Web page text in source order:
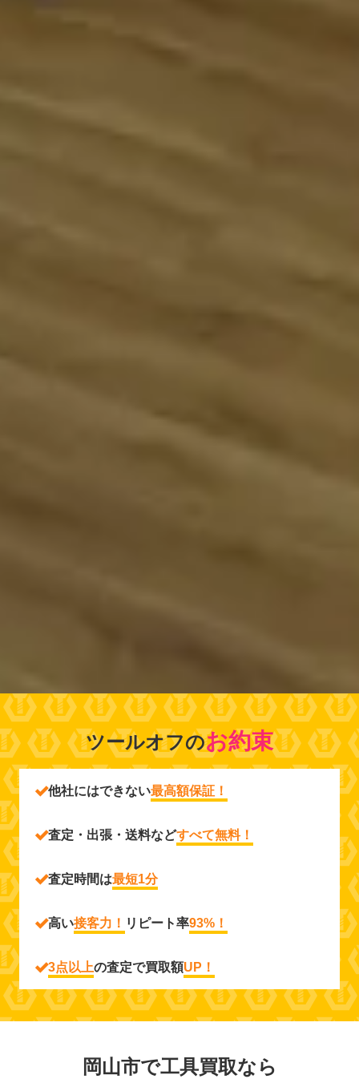
ツールオフのお約束
他社にはできない最高額保証！
査定・出張・送料などすべて無料！
査定時間は最短1分
高い接客力！ リピート率93%！
3点以上の査定で買取額UP！
岡山市で工具買取なら